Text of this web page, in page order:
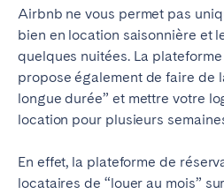
Airbnb ne vous permet pas
bien en location saisonnière et
quelques nuitées. La
propose également de faire de
longue durée” et mettre votre
location pour plusieurs
En effet, la plateforme de
locataires de “louer au mois”